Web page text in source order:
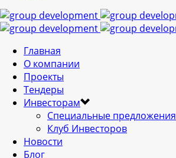
Главная
О компании
Проекты
Тендеры
Инвесторам
Специальные предложения
Клуб Инвесторов
Новости
Блог